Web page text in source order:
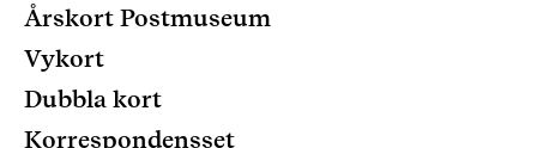
Årskort Postmuseum
Vykort
Dubbla kort
Korrespondensset